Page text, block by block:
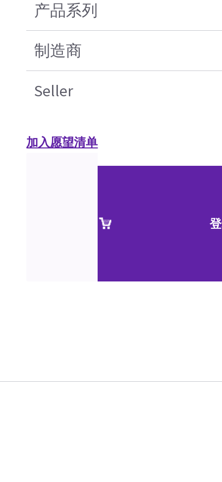
产品系列
制造商
Seller
加入愿望清单